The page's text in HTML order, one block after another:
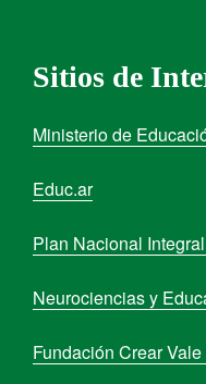
Sitios de
Ministerio de
Educ.ar
Plan Nacional
Neurociencias y
Fundación Crear